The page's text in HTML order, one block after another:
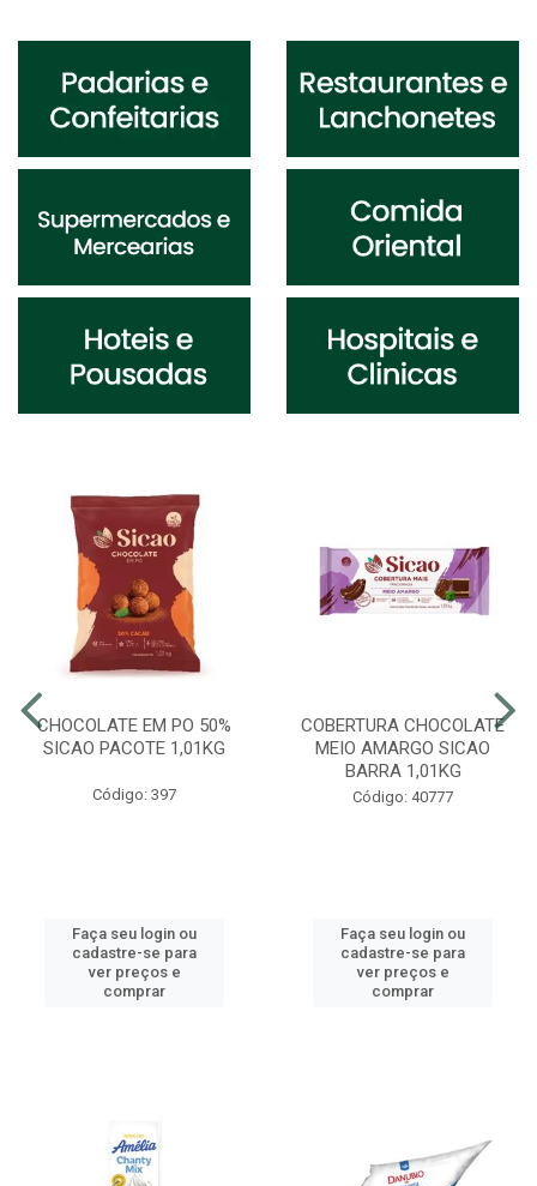
CHOCOLATE EM PO 50%
SICAO PACOTE 1,01KG
Código: 397
Faça seu login ou
cadastre-se para
ver preços e
comprar
COBERTURA CHOCOLATE
MEIO AMARGO SICAO
BARRA 1,01KG
Código: 40777
Faça seu login ou
cadastre-se para
ver preços e
comprar